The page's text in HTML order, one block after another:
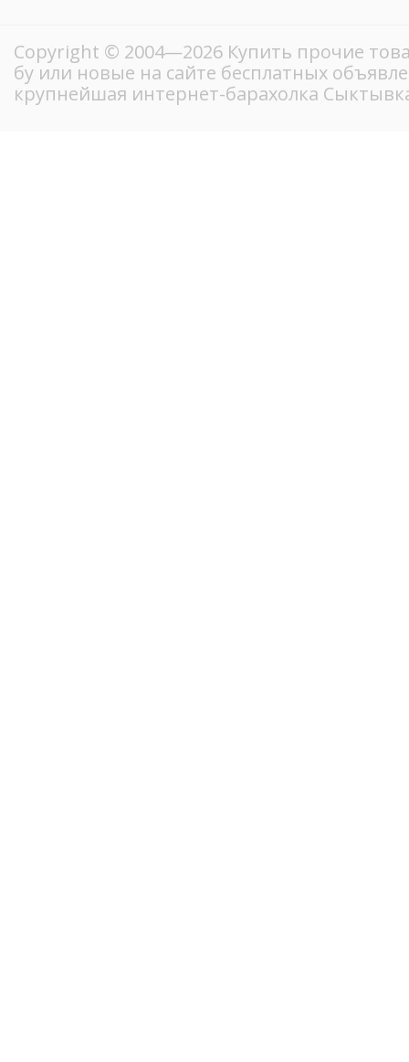
Copyright © 2004—2026 Купить прочие
бу или новые на сайте бесплатных
крупнейшая интернет-барахолка